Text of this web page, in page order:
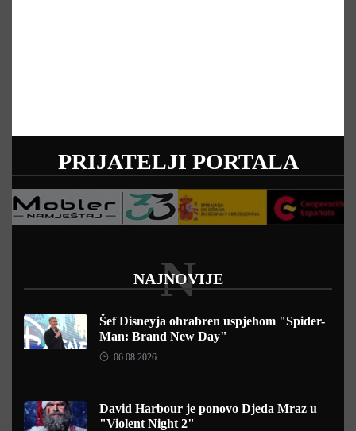
PRIJATELJI PORTALA
NAJNOVIJE
N
Šef Disneyja ohrabren uspjehom "Spider-
Man: Brand New Day"
06.08.2026.
David Harbour je ponovo Djeda Mraz u
"Violent Night 2"